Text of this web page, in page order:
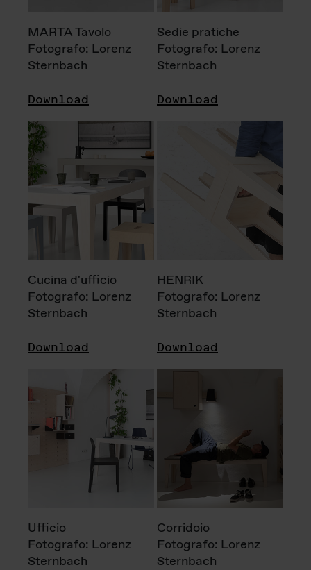
MARTA Tavolo
Fotografo: Lorenz
Sternbach
Download
Sedie pratiche
Fotografo: Lorenz
Sternbach
Download
Cucina d'ufficio
Fotografo: Lorenz
Sternbach
Download
HENRIK
Fotografo: Lorenz
Sternbach
Download
Ufficio
Fotografo: Lorenz
Sternbach
Corridoio
Fotografo: Lorenz
Sternbach